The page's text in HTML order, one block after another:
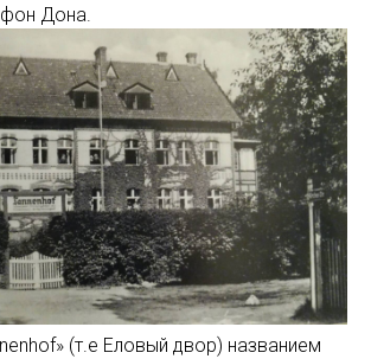
Дона.
(т.е Еловый двор) названием